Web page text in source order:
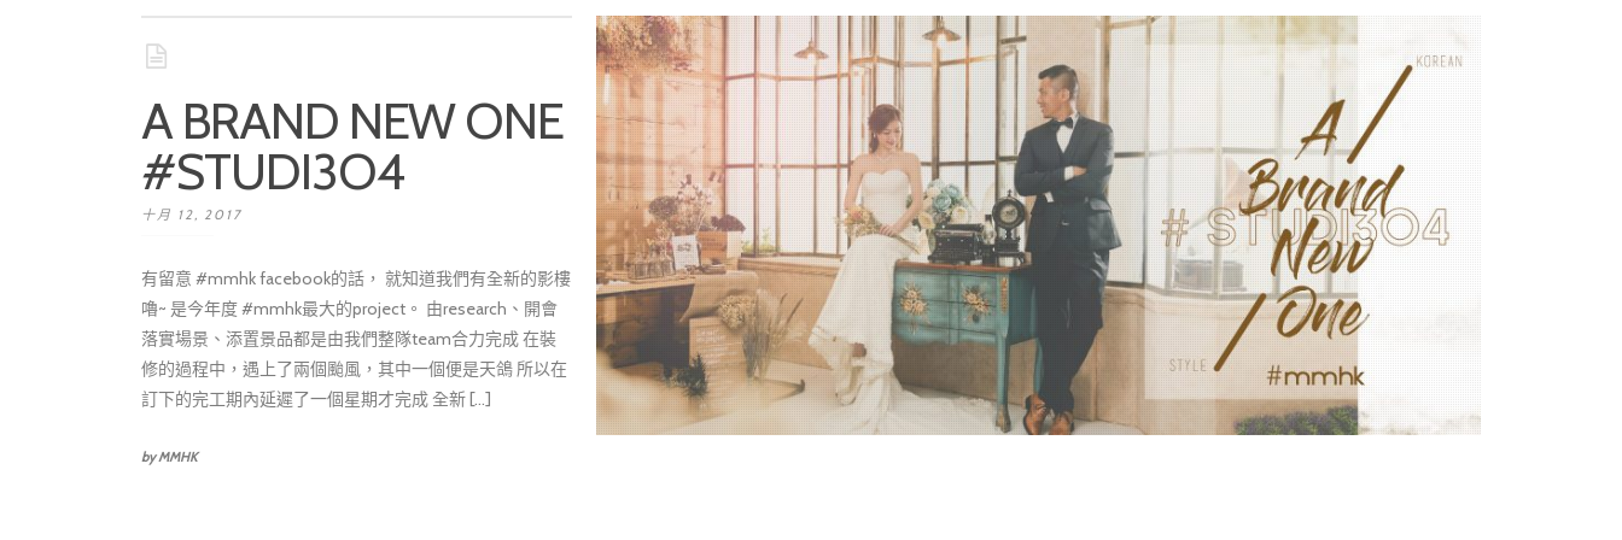
A BRAND NEW ONE
#STUDI3O4
十月 12, 2017
有留意 #mmhk facebook的話， 就知道我們有全新的影樓
嚕~ 是今年度 #mmhk最大的project。 由research、開會
落實場景、添置景品都是由我們整隊team合力完成 在裝
修的過程中，遇上了兩個颱風，其中一個便是天鴿 所以在
訂下的完工期內延遲了一個星期才完成 全新 [...]
by MMHK